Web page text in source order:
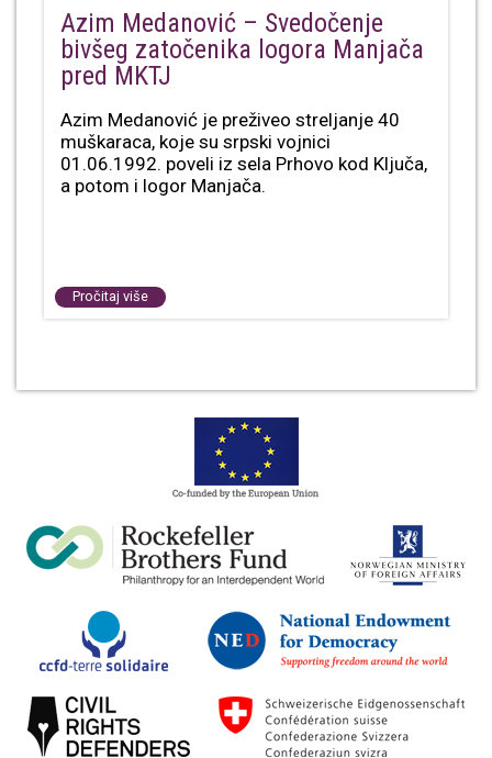
Azim Medanović – Svedočenje
bivšeg zatočenika logora Manjača
pred MKTJ
Azim Medanović je preživeo streljanje 40
muškaraca, koje su srpski vojnici
01.06.1992. poveli iz sela Prhovo kod Ključa,
a potom i logor Manjača.
Pročitaj više